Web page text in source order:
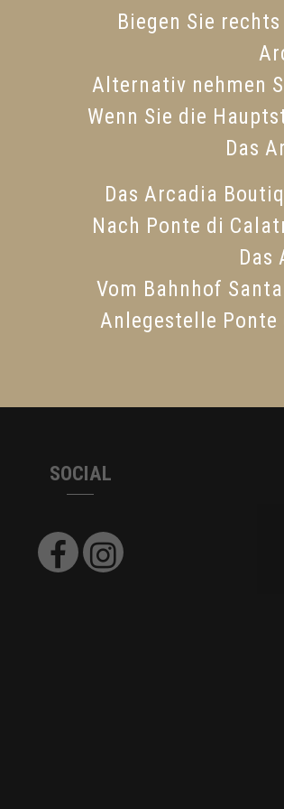
Biegen Sie
Alternativ nehmen
Wenn Sie die
Das
Das Arcadia
Nach Ponte di
Das
Vom Bahnhof
Anlegestelle
SOCIAL